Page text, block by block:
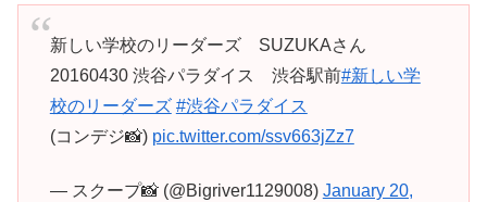
新しい学校のリーダーズ SUZUKAさん
20160430 渋谷パラダイス 渋谷駅前#新しい学
校のリーダーズ #渋谷パラダイス
(コンデジ📸) pic.twitter.com/ssv663jZz7
— スクープ📸 (@Bigriver1129008) January 20,